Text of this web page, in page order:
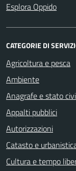
Esplora Oppido
CATEGORIE DI
Agricoltura e pesca
Ambiente
Anagrafe e stato
Appalti pubblici
Autorizzazioni
Catasto e
Cultura e tempo